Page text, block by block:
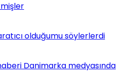
olduğumu söylerlerdi
Danimarka medyasında